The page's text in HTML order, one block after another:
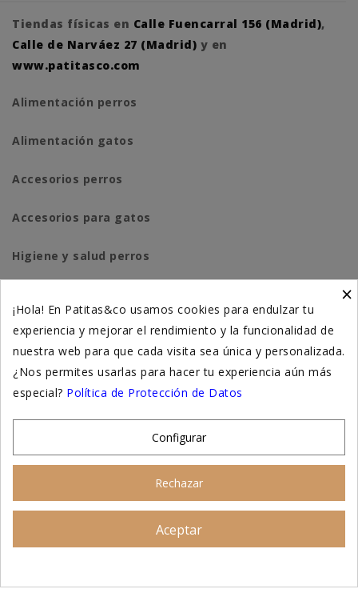
Tiendas físicas en Calle Fuencarral 156 (Madrid),
Calle de Narváez 27 (Madrid) y en
www.patitasco.com
Alimentación perros
Alimentación gatos
Accesorios perros
Accesorios para gatos
Higiene y salud perros
Suplementación natural
Otros
×
¡Hola! En Patitas&co usamos cookies para endulzar tu
experiencia y mejorar el rendimiento y la funcionalidad de
nuestra web para que cada visita sea única y personalizada.
¿Nos permites usarlas para hacer tu experiencia aún más
especial? Política de Protección de Datos
Configurar
Rechazar
Aceptar